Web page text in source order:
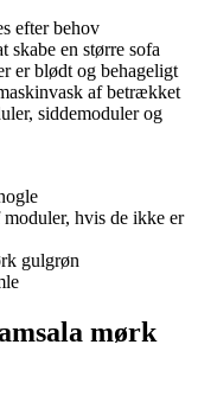
efter behov
skabe en større sofa
er blødt og behageligt
af betrækket
siddemoduler og
hvis de ikke er
gulgrøn
mørk